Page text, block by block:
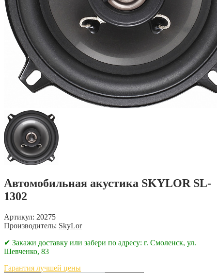
Автомобильная акустика SKYLOR SL-
1302
Артикул: 20275
Производитель: SkyLor
✔ Закажи доставку или забери по адресу: г. Смоленск, ул.
Шевченко, 83
Гарантия лучшей цены